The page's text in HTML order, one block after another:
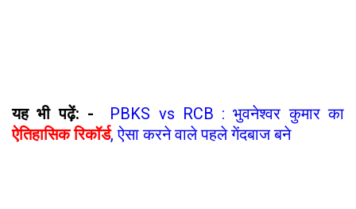
यह भी पढ़ें: - PBKS vs RCB : भुवनेश्वर कुमार का
ऐतिहासिक रिकॉर्ड, ऐसा करने वाले पहले गेंदबाज बने